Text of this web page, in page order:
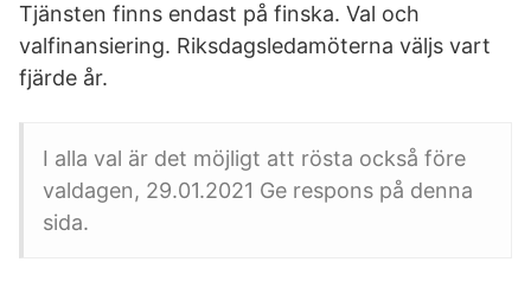
Tjänsten finns endast på finska. Val och
valfinansiering. Riksdagsledamöterna väljs vart
fjärde år.
I alla val är det möjligt att rösta också före
valdagen, 29.01.2021 Ge respons på denna
sida.